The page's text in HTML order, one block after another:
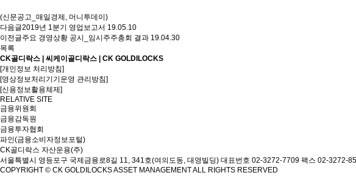
(신문공고_매일경제, 머니투데이)
다음글2019년 1분기 영업보고서 19.05.10
이전글주요 경영상황 공시_임시주주총회 결과 19.04.30
목록
CK골디락스 | 씨케이골디락스 | CK GOLDILOCKS
[개인정보 처리방침]
[영상정보처리기기운영 관리방침]
[신용정보활용체제]
RELATIVE SITE
금융위원회
금융감독원
금융투자협회
파인(금융소비자정보포털)
CK골디락스 자산운용(주)
서울특별시 영등포구 국제금융로8길 11, 341호(여의도동, 대영빌딩) 대표번호 02-3272-7709 팩스 02-3272-
COPYRIGHT © CK GOLDILOCKS ASSET MANAGEMENT ALL RIGHTS RESERVED